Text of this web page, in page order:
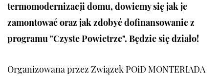
termomodernizacji domu, dowiemy się jak je
zamontować oraz jak zdobyć dofinansowanie z
programu "Czyste Powietrze". Będzie się działo!
Organizowana przez Związek POiD MONTERIADA